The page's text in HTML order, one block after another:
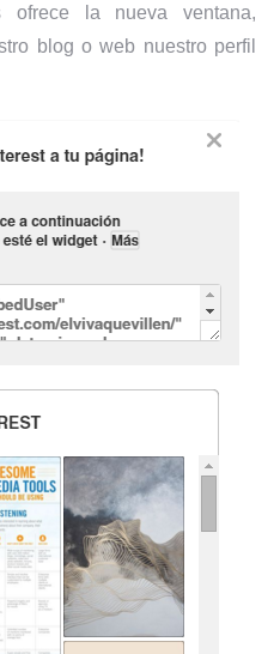
la nueva ventana,
blog o web nuestro perfil